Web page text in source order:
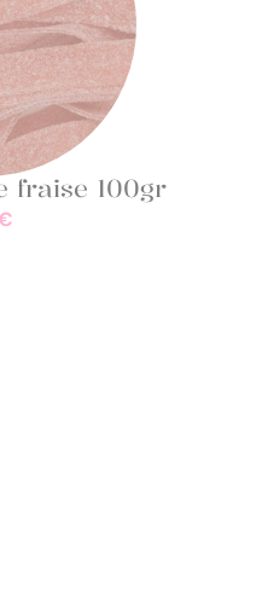
fraise 100gr